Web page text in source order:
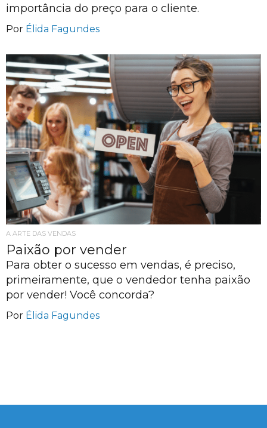
importância do preço para o cliente.
Por Élida Fagundes
A ARTE DAS VENDAS
Paixão por vender
Para obter o sucesso em vendas, é preciso,
primeiramente, que o vendedor tenha paixão
por vender! Você concorda?
Por Élida Fagundes